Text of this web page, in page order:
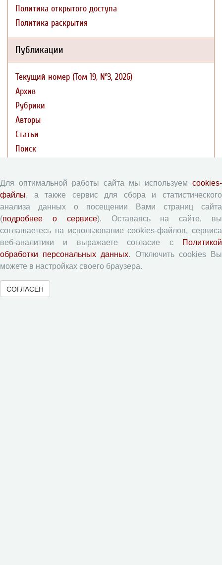
Политика открытого доступа
Политика раскрытия
Публикации
Текущий номер (Том 19, №3, 2026)
Архив
Рубрики
Авторы
Статьи
Поиск
Правила для авторов
Типовой лицензионный договор
Согласие на обработку персональных данных
Авторские права
Для оптимальной работы сайта мы используем cookies-
файлы, а также сервис для сбора и статистического
анализа данных о посещении Вами страниц сайта
(подробнее о сервисе). Оставаясь на сайте, вы
соглашаетесь на использование cookies-файлов, сервиса
веб-аналитики и выражаете согласие с
Политикой
обработки персональных данных. Отключить cookies Вы
можете в настройках своего браузера.
СОГЛАСЕН